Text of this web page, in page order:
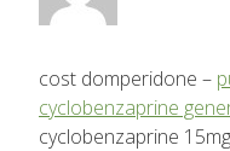
cost domperidone –
cyclobenzaprine
cyclobenzaprine